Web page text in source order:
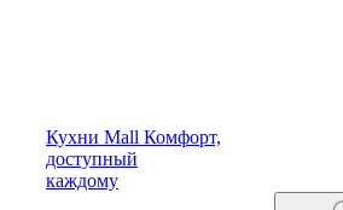
Кухни Mall Комфорт,
доступный
каждому